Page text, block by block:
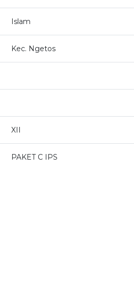
Islam
Kec. Ngetos
XII
PAKET C IPS